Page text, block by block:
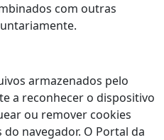
com outras
armazenados pelo
a reconhecer o dispositivo
ou remover cookies
navegador. O Portal da